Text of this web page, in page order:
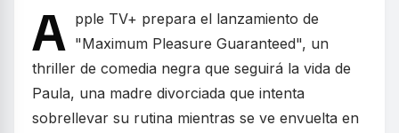
A pple TV+ prepara el lanzamiento de
"Maximum Pleasure Guaranteed", un
thriller de comedia negra que seguirá la vida de
Paula, una madre divorciada que intenta
sobrellevar su rutina mientras se ve envuelta en